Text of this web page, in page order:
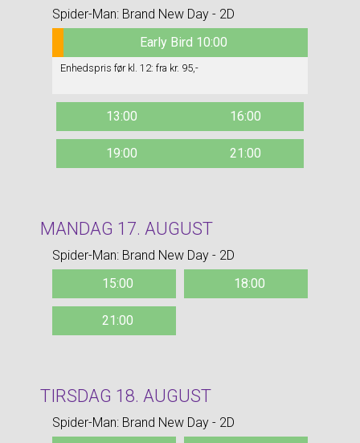
Spider-Man: Brand New Day - 2D
Early Bird 10:00
Enhedspris før kl. 12: fra kr. 95,-
13:00 16:00
19:00 21:00
MANDAG 17. AUGUST
Spider-Man: Brand New Day - 2D
15:00
18:00
21:00
TIRSDAG 18. AUGUST
Spider-Man: Brand New Day - 2D